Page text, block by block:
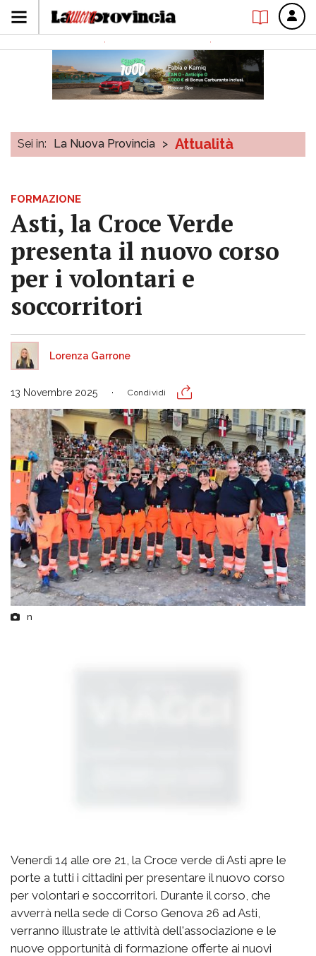
Sei in: La Nuova Provincia > Attualità
FORMAZIONE
Asti, la Croce Verde
presenta il nuovo corso
per i volontari e
soccorritori
Lorenza Garrone
13 Novembre 2025 Condividi
n
Venerdì 14 alle ore 21, la Croce verde di Asti apre le
porte a tutti i cittadini per presentare il nuovo corso
per volontari e soccorritori. Durante il corso, che
avverrà nella sede di Corso Genova 26 ad Asti,
verranno illustrate le attività dell'associazione e le
nuove opportunità di formazione offerte ai nuovi